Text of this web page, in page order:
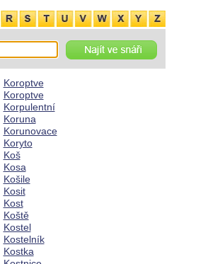
Koroptve
Koroptve
Korpulentní
Koruna
Korunovace
Koryto
Koš
Kosa
Košile
Kosit
Kost
Koště
Kostel
Kostelník
Kostka